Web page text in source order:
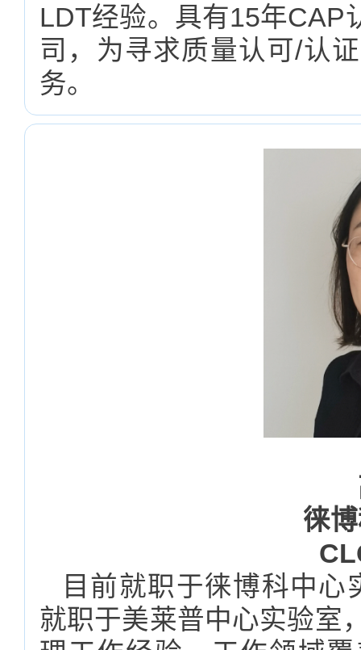
LDT经验。具有15年CAP
司，为寻求质量认可/认
务。
徕
目前就职于徕博科中
就职于美莱普中心实验室